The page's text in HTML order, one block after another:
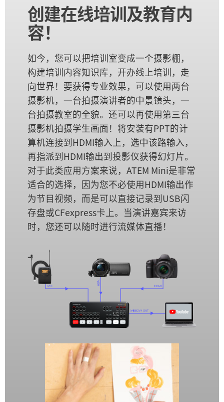
创建在线培训及教育内
容！
如今，您可以把培训室变成一个摄影棚，
构建培训内容知识库，开办线上培训，走
向世界！要获得专业效果，可以使用两台
摄影机，一台拍摄演讲者的中景镜头，一
台拍摄教室的全貌。还可以再使用第三台
摄影机拍摄学生画面！将安装有PPT的计
算机连接到HDMI输入上，选中该路输入，
再指派到HDMI输出到投影仪获得幻灯片。
对于此类应用方案来说，ATEM Mini是非常
适合的选择，因为您不必使用HDMI输出作
为节目视频，而是可以直接记录到USB闪
存盘或CFexpress卡上。当演讲嘉宾来访
时，您还可以随时进行流媒体直播！